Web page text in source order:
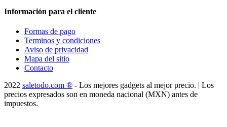
Información para el cliente
Formas de pago
Terminos y condiciones
Aviso de privacidad
Mapa del sitio
Contacto
2022 saletodo.com ® - Los mejores gadgets al mejor precio. | Los
precios expresados son en moneda nacional (MXN) antes de
impuestos.